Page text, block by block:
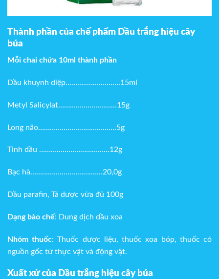
Thành phần của chế phẩm Dầu trắng hiệu cây
búa
Mỗi chai chứa 10ml thành phần
Dầu khuynh diệp………..………….….15ml
Metyl Salicylat…………………………15g
Long não………………………………….5g
Tinh dầu ………………………………12g
Bạc hà………………………….……20,0g
Dầu parafin, Tá dược vừa đủ 100g
Dạng bào chế: Dung dịch dầu xoa
Nhóm thuốc: Thuốc dược liệu, thuốc xoa bóp, thuốc có
nguồn gốc từ thực vật và động vật.
Xuất xử của Dầu trắng hiệu cây búa